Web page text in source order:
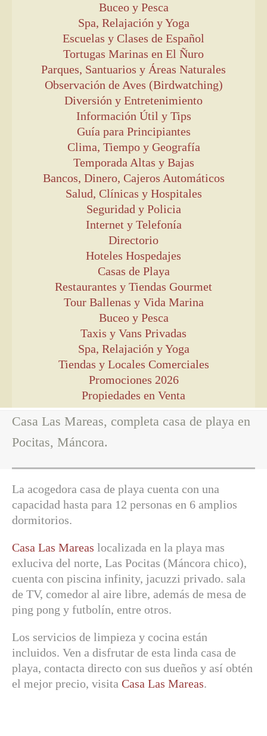
Buceo y Pesca
Spa, Relajación y Yoga
Escuelas y Clases de Español
Tortugas Marinas en El Ñuro
Parques, Santuarios y Áreas Naturales
Observación de Aves (Birdwatching)
Diversión y Entretenimiento
Información Útil y Tips
Guía para Principiantes
Clima, Tiempo y Geografía
Temporada Altas y Bajas
Bancos, Dinero, Cajeros Automáticos
Salud, Clínicas y Hospitales
Seguridad y Policia
Internet y Telefonía
Directorio
Hoteles Hospedajes
Casas de Playa
Restaurantes y Tiendas Gourmet
Tour Ballenas y Vida Marina
Buceo y Pesca
Taxis y Vans Privadas
Spa, Relajación y Yoga
Tiendas y Locales Comerciales
Promociones 2026
Propiedades en Venta
Casa Las Mareas, completa casa de playa en
Pocitas, Máncora.
La acogedora casa de playa cuenta con una
capacidad hasta para 12 personas en 6 amplios
dormitorios.
Casa Las Mareas localizada en la playa mas
exluciva del norte, Las Pocitas (Máncora chico),
cuenta con piscina infinity, jacuzzi privado. sala
de TV, comedor al aire libre, además de mesa de
ping pong y futbolín, entre otros.
Los servicios de limpieza y cocina están
incluidos. Ven a disfrutar de esta linda casa de
playa, contacta directo con sus dueños y así obtén
el mejor precio, visita Casa Las Mareas.